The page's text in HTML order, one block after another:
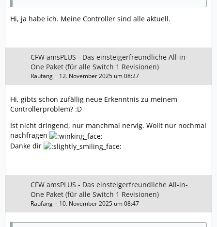
Hi, ja habe ich. Meine Controller sind alle aktuell.
CFW amsPLUS - Das einsteigerfreundliche All-in-
One Paket (für alle Switch 1 Revisionen)
Raufang 12. November 2025 um 08:27
Hi, gibts schon zufällig neue Erkenntnis zu meinem
Controllerproblem? :D
Ist nicht dringend, nur manchmal nervig. Wollt nur nochmal
nachfragen
Danke dir
CFW amsPLUS - Das einsteigerfreundliche All-in-
One Paket (für alle Switch 1 Revisionen)
Raufang 10. November 2025 um 08:47